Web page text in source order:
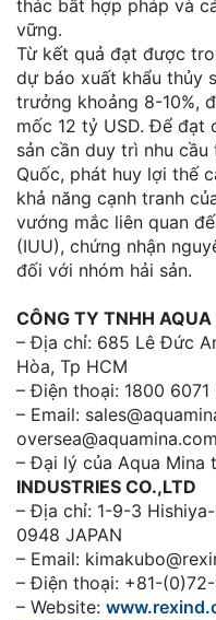
thác bất hợp pháp và
vững.
Từ kết quả đạt được
dự báo xuất khẩu thủy
trưởng khoảng 8-10%,
mốc 12 tỷ USD. Để đạt
sản cần duy trì nhu
Quốc, phát huy lợi thế
khả năng cạnh tranh
vướng mắc liên quan
(IUU), chứng nhận
đối với nhóm hải sản.
CÔNG TY TNHH
– Địa chỉ: 685 Lê Đức
Hòa, Tp HCM
– Điện thoại: 1800 6071
– Email:
– Đại lý của Aqua Mina
INDUSTRIES CO.,LTD
– Địa chỉ: 1-9-3
0948 JAPAN
– Email:
– Điện thoại: +81-
– Website: